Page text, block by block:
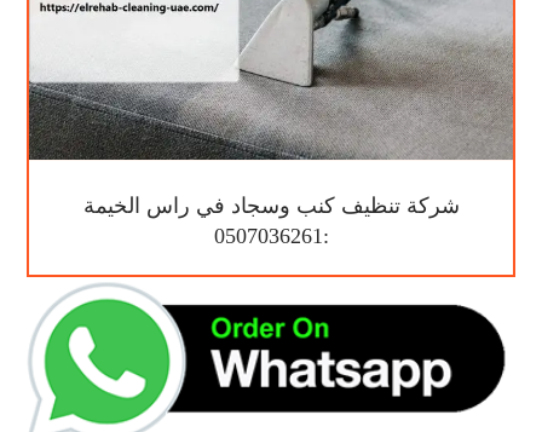
شركة تنظيف كنب وسجاد في راس الخيمة
:0507036261